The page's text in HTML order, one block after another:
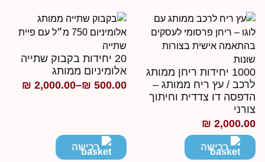
1000 יחידות ריחן ממותג
/ עץ ריח ממותג –
דו צדדית וחיתוך
₪
רכישה
20 יחידות בקבוק שתייה
אלומיניום ממותג
₪500.00
–
₪2,000.00
טווח
רכישה